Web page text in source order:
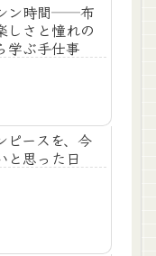
ン時間──布
しさと憧れの
学ぶ手仕事
ピースを、今
と思った日